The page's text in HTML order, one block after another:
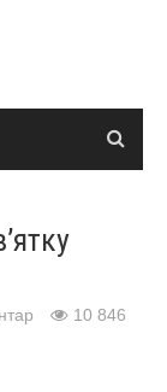
10 846